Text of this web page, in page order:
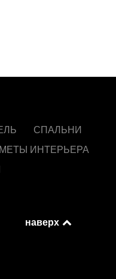
СПАЛЬНИ
ИНТЕРЬЕРА
наверх